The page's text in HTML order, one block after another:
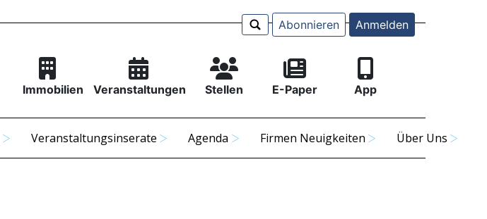
Abonnieren Anmelden
Immobilien Veranstaltungen Stellen E-Paper App
Veranstaltungsinserate Agenda Firmen Neuigkeiten Über Uns